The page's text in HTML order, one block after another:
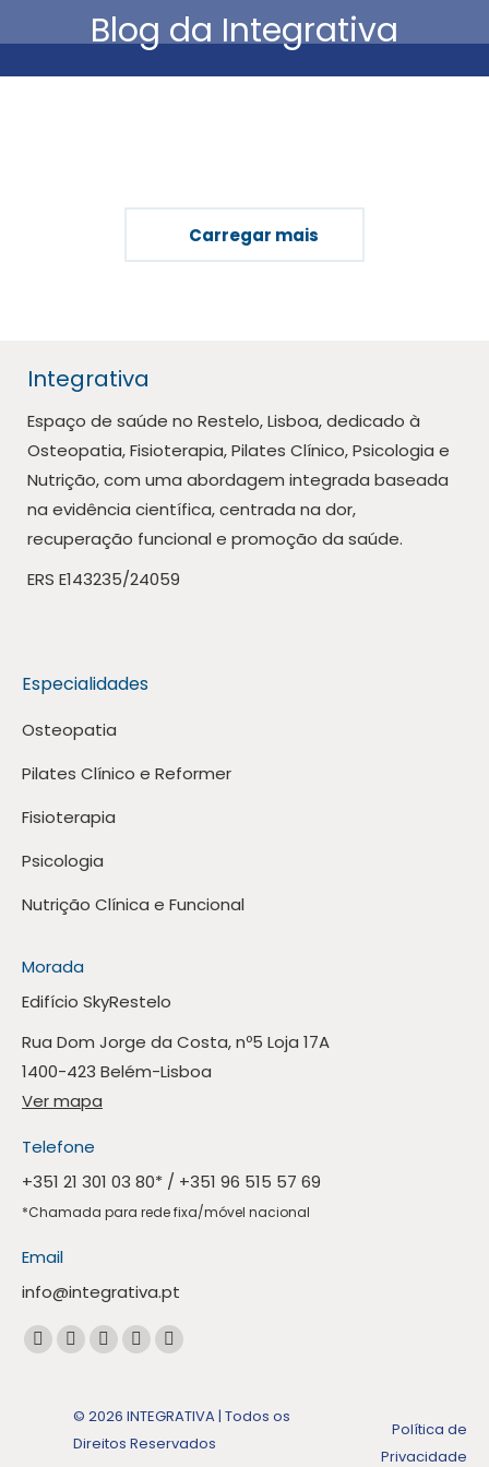
Está aqui:
Blog da Integrativa
Carregar mais
Integrativa
Espaço de saúde no Restelo, Lisboa, dedicado à
Osteopatia, Fisioterapia, Pilates Clínico, Psicologia e
Nutrição, com uma abordagem integrada baseada
na evidência científica, centrada na dor,
recuperação funcional e promoção da saúde.
ERS E143235/24059
Especialidades
Osteopatia
Pilates Clínico e Reformer
Fisioterapia
Psicologia
Nutrição Clínica e Funcional
Morada
Edifício SkyRestelo
Rua Dom Jorge da Costa, nº5 Loja 17A
1400-423 Belém-Lisboa
Ver mapa
Telefone
+351 21 301 03 80* / +351 96 515 57 69
*Chamada para rede fixa/móvel nacional
Email
info@integrativa.pt
Encontre-nos em:
A
Facebook
abre
A
Linkedin
abre
A
Instagram
abre
A
Mail
abre
A
Whatsapp
abre
© 2026 INTEGRATIVA | Todos os
Direitos Reservados
Política de
Privacidade